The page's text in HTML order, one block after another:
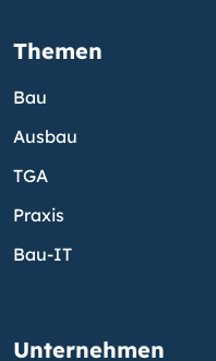
Themen
Bau
Ausbau
TGA
Praxis
Bau-IT
Unternehmen